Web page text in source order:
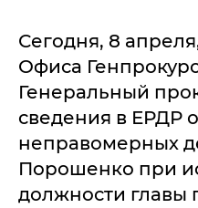
Сегодня, 8
Офиса
Генеральный
сведения в ЕРДР
неправомерных
Порошенко при
должности главы